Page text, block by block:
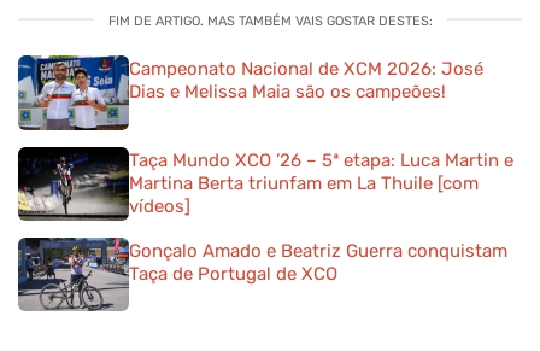
FIM DE ARTIGO. MAS TAMBÉM VAIS GOSTAR DESTES:
Campeonato Nacional de XCM 2026: José
Dias e Melissa Maia são os campeões!
Taça Mundo XCO ’26 – 5ª etapa: Luca Martin e
Martina Berta triunfam em La Thuile [com
vídeos]
Gonçalo Amado e Beatriz Guerra conquistam
Taça de Portugal de XCO